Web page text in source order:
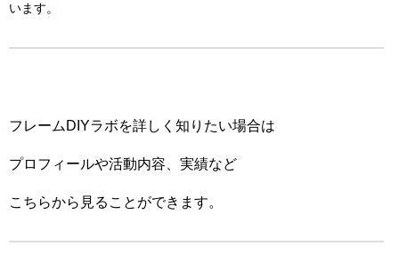
います。
フレームDIYラボを詳しく知りたい場合は
プロフィールや活動内容、実績など
こちらから見ることができます。